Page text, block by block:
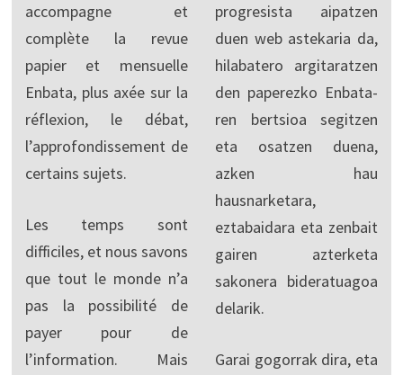
accompagne et
complète la revue
papier et mensuelle
Enbata, plus axée sur la
réflexion, le débat,
l’approfondissement de
certains sujets.
Les temps sont
difficiles, et nous savons
que tout le monde n’a
pas la possibilité de
payer pour de
l’information. Mais
progresista aipatzen
duen web astekaria da,
hilabatero argitaratzen
den paperezko Enbata-
ren bertsioa segitzen
eta osatzen duena,
azken hau
hausnarketara,
eztabaidara eta zenbait
gairen azterketa
sakonera bideratuagoa
delarik.
Garai gogorrak dira, eta